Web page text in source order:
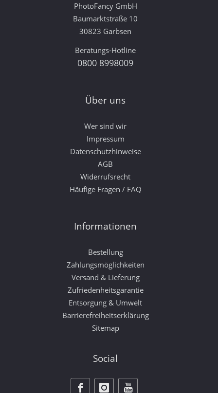
PhotoFancy GmbH
Baumarktstraße 10
30823 Garbsen
Beratungs-Hotline
0800 8998009
Über uns
Wer sind wir
Impressum
Datenschutzhinweise
AGB
Widerrufsrecht
Häufige Fragen / FAQ
Informationen
Bestellung
Zahlungsmöglichkeiten
Versand & Lieferung
Zufriedenheitsgarantie
Entsorgung & Umwelt
Barrierefreiheitserklärung
Sitemap
Social